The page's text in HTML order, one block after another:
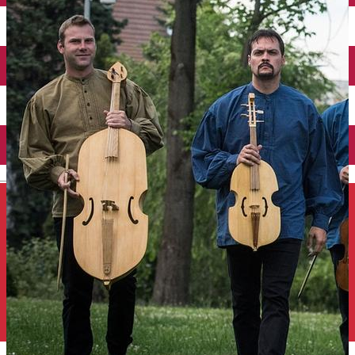
English
Închirieri auto
Închirieri de biciclete